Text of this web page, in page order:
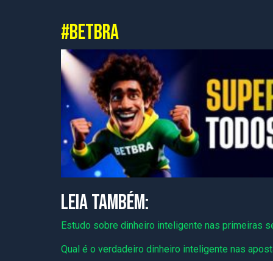
#BETBRA
LEIA TAMBÉM:
Estudo sobre dinheiro inteligente nas primeiras
Qual é o verdadeiro dinheiro inteligente nas